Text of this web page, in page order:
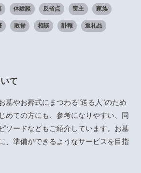
体験談 反省点 喪主 家族
散骨 相談 訃報 返礼品
て
墓やお葬式にまつわる"送る人"のため
めての方にも、参考になりやすい、同
ソードなどもご紹介しています。お墓
、準備ができるようなサービスを目指